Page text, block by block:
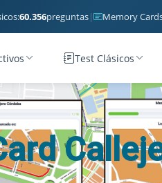
60.356preguntas| Memory
Test Clásicos